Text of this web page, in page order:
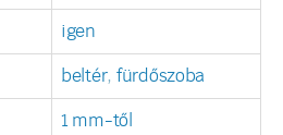
igen
beltér, fürdőszoba
1 mm-től